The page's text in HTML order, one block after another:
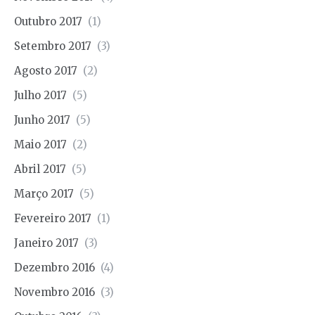
Outubro 2017 (1)
Setembro 2017 (3)
Agosto 2017 (2)
Julho 2017 (5)
Junho 2017 (5)
Maio 2017 (2)
Abril 2017 (5)
Março 2017 (5)
Fevereiro 2017 (1)
Janeiro 2017 (3)
Dezembro 2016 (4)
Novembro 2016 (3)